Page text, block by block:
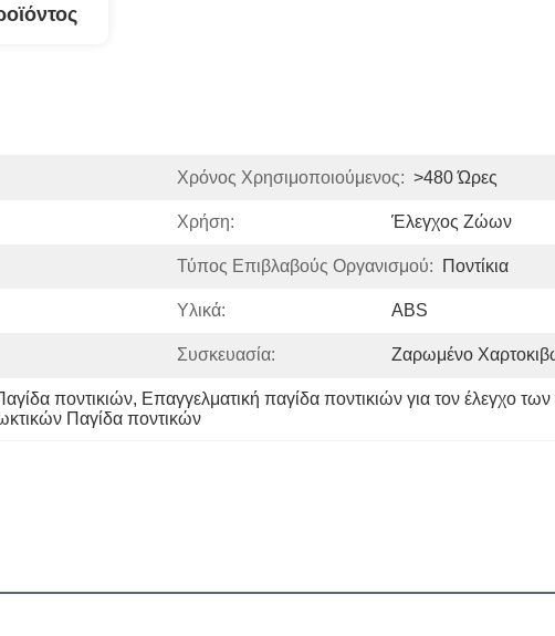
Χρόνος Χρησιμοποιούμενος: >480 Ώρες
Χρήση: Έλεγχος Ζώων
Τύπος Επιβλαβούς Οργανισμού: Ποντίκια
Υλικά: ABS
Συσκευασία: Ζαρωμένο
ποντικιών, Επαγγελματική παγίδα ποντικιών για τον έλεγχο
Παγίδα ποντικών